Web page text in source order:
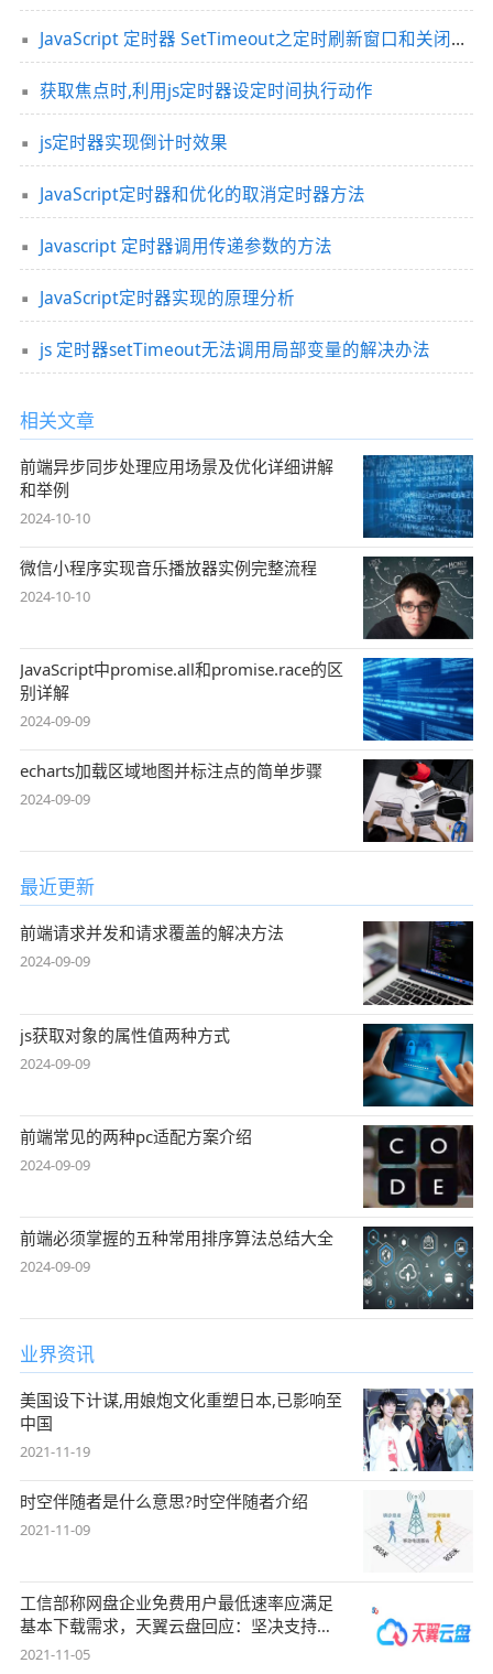
JavaScript 定时器 SetTimeout之定时刷新窗口和关闭窗口(代码超简单)
获取焦点时,利用js定时器设定时间执行动作
js定时器实现倒计时效果
JavaScript定时器和优化的取消定时器方法
Javascript 定时器调用传递参数的方法
JavaScript定时器实现的原理分析
js 定时器setTimeout无法调用局部变量的解决办法
相关文章
前端异步同步处理应用场景及优化详细讲解
和举例
2024-10-10
微信小程序实现音乐播放器实例完整流程
2024-10-10
JavaScript中promise.all和promise.race的区
别详解
2024-09-09
echarts加载区域地图并标注点的简单步骤
2024-09-09
最近更新
前端请求并发和请求覆盖的解决方法
2024-09-09
js获取对象的属性值两种方式
2024-09-09
前端常见的两种pc适配方案介绍
2024-09-09
前端必须掌握的五种常用排序算法总结大全
2024-09-09
业界资讯
美国设下计谋,用娘炮文化重塑日本,已影响至
中国
2021-11-19
时空伴随者是什么意思?时空伴随者介绍
2021-11-09
工信部称网盘企业免费用户最低速率应满足
基本下载需求，天翼云盘回应：坚决支持，
始终
2021-11-05